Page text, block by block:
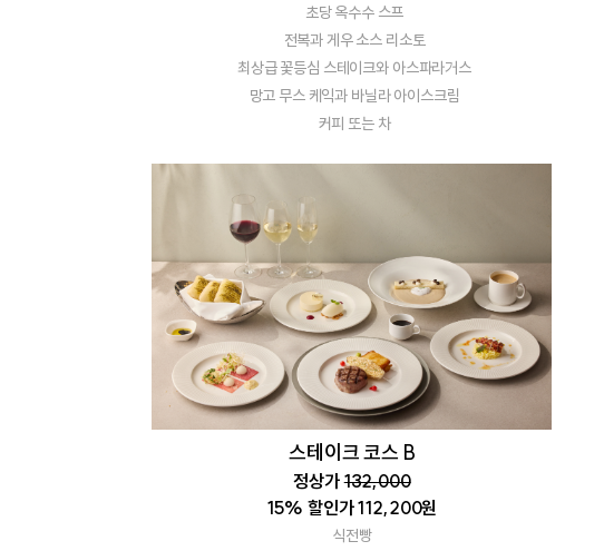
초당 옥수수 스프
전복과 게우 소스 리소토
최상급 꽃등심 스테이크와 아스파라거스
망고 무스 케익과 바닐라 아이스크림
커피 또는 차
스테이크 코스 B
정상가132,000
15% 할인가 112,200원
식전빵